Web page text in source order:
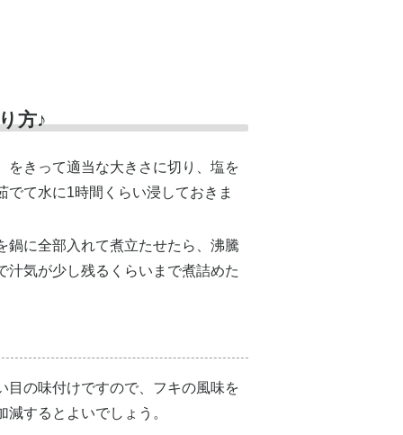
方♪
をきって適当な大きさに切り、塩を
でて水に1時間くらい浸しておきま
鍋に全部入れて煮立たせたら、沸騰
汁気が少し残るくらいまで煮詰めた
目の味付けですので、フキの風味を
するとよいでしょう。